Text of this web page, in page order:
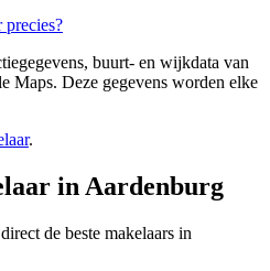
precies?
buurt- en wijkdata van
Maps. Deze gegevens worden elke
.
in Aardenburg
de beste makelaars in